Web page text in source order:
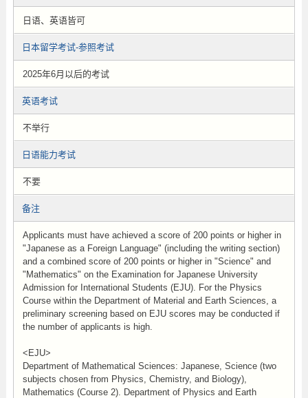
日语、英语皆可
日本留学考试-参照考试
2025年6月以后的考试
英语考试
不举行
日语能力考试
不要
备注
Applicants must have achieved a score of 200 points or higher in
"Japanese as a Foreign Language" (including the writing section)
and a combined score of 200 points or higher in "Science" and
"Mathematics" on the Examination for Japanese University
Admission for International Students (EJU). For the Physics
Course within the Department of Material and Earth Sciences, a
preliminary screening based on EJU scores may be conducted if
the number of applicants is high.
<EJU>
Department of Mathematical Sciences: Japanese, Science (two
subjects chosen from Physics, Chemistry, and Biology),
Mathematics (Course 2). Department of Physics and Earth